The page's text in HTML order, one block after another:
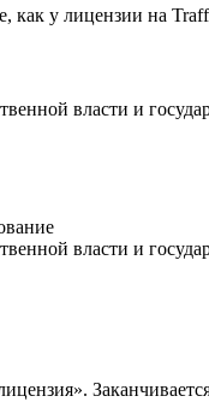
как у лицензии на
власти и
власти и